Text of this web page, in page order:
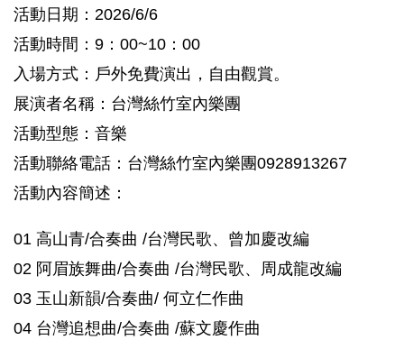
活動日期：2026/6/6
活動時間：9：00~10：00
入場方式：戶外免費演出，自由觀賞。
展演者名稱：台灣絲竹室內樂團
活動型態：音樂
活動聯絡電話：台灣絲竹室內樂團0928913267
活動內容簡述：
01 高山青/合奏曲 /台灣民歌、曾加慶改編
02 阿眉族舞曲/合奏曲 /台灣民歌、周成龍改編
03 玉山新韻/合奏曲/ 何立仁作曲
04 台灣追想曲/合奏曲 /蘇文慶作曲